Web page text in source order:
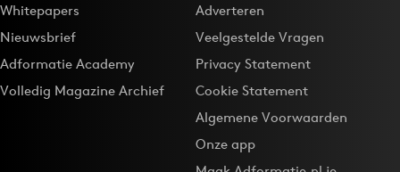
Whitepapers
Nieuwsbrief
Adformatie Academy
Volledig Magazine Archief
Adverteren
Veelgestelde Vragen
Privacy Statement
Cookie Statement
Algemene Voorwaarden
Onze app